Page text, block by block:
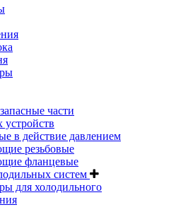
части
устройств
в действие давлением
резьбовые
фланцевые
систем
для холодильного